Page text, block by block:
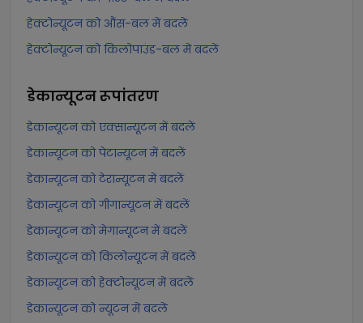
हेक्टोन्यूटन को औंस-बल में बदलें
हेक्टोन्यूटन को किलोपाउंड-बल में बदलें
डेकान्यूटनरूपांतरण
डेकान्यूटन को एक्सान्यूटन में बदलें
डेकान्यूटन को पेटान्यूटन में बदलें
डेकान्यूटन को टेरान्यूटन में बदलें
डेकान्यूटन को गीगान्यूटन में बदलें
डेकान्यूटन को मेगान्यूटन में बदलें
डेकान्यूटन को किलोन्यूटन में बदलें
डेकान्यूटन को हेक्टोन्यूटन में बदलें
डेकान्यूटन को न्यूटन में बदलें